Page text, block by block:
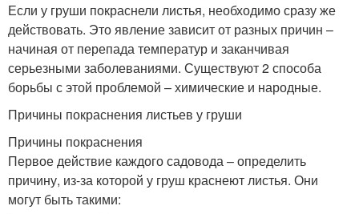
Если у груши покраснели листья, необходимо сразу же
действовать. Это явление зависит от разных причин –
начиная от перепада температур и заканчивая
серьезными заболеваниями. Существуют 2 способа
борьбы с этой проблемой – химические и народные.
Причины покраснения листьев у груши
Причины покраснения
Первое действие каждого садовода – определить
причину, из-за которой у груш краснеют листья. Они
могут быть такими: